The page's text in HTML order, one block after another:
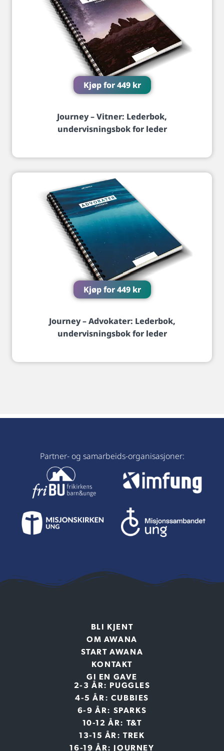
Kjøp for449 kr
Journey – Vitner: Lederbok,
undervisningsbok for leder
Kjøp for449 kr
Journey – Advokater: Lederbok,
undervisningsbok for leder
Partner- og samarbeids-organisasjoner:
BLI KJENT
OM AWANA
START AWANA
KONTAKT
GI EN GAVE
2-3 ÅR: PUGGLES
4-5 ÅR: CUBBIES
6-9 ÅR: SPARKS
10-12 ÅR: T&T
13-15 ÅR: TREK
16-19 ÅR: JOURNEY